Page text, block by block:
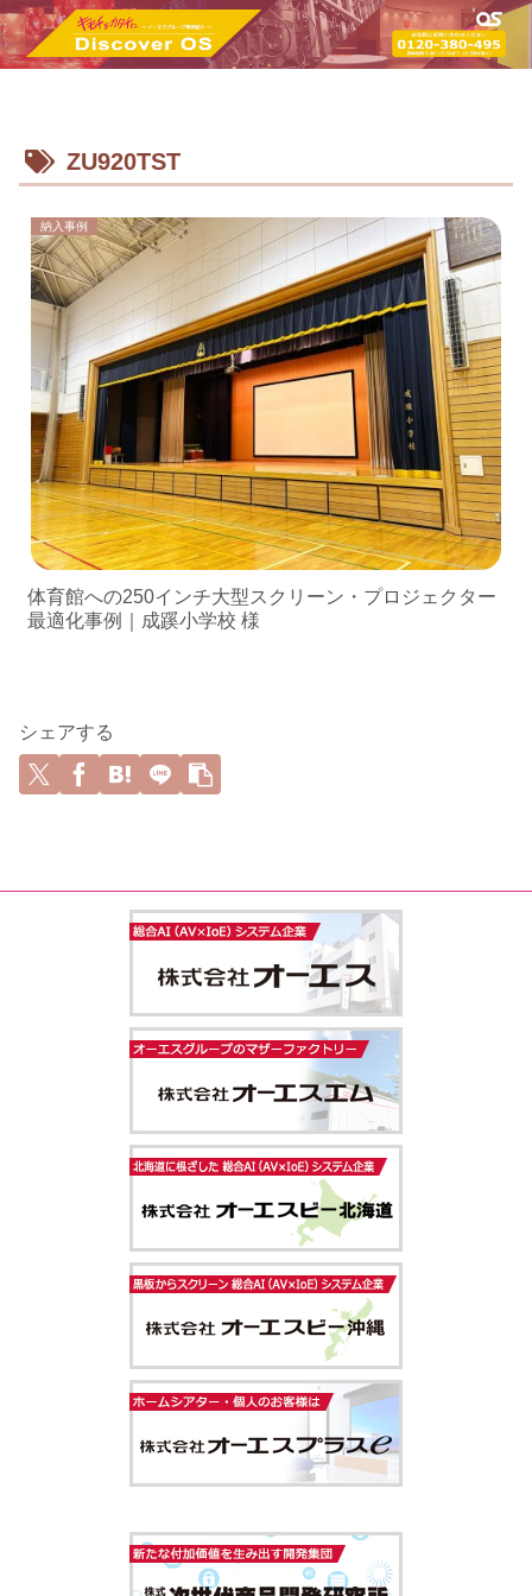
ZU920TST
納入事例
体育館への250インチ大型スクリーン・プロジェクター
最適化事例｜成蹊小学校 様
シェアする